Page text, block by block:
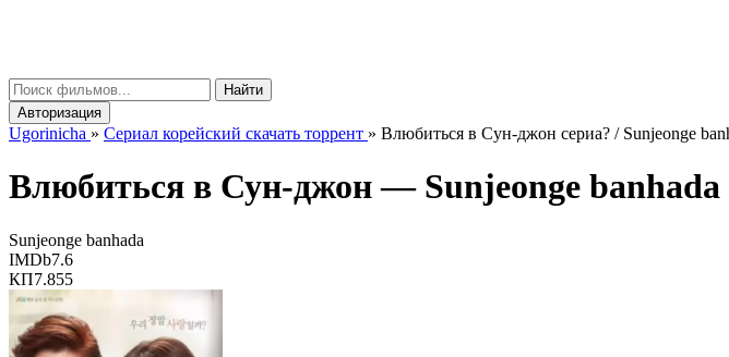
Найти
Авторизация
Ugorinicha » Сериал корейский скачать торрент » Влюбиться в Сун-джон сериа? / Sunjeonge
Влюбиться в Сун-джон — Sunjeonge banhada
Sunjeonge banhada
IMDb7.6
КП7.855